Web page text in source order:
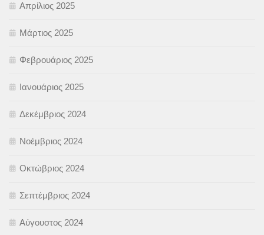
Απρίλιος 2025
Μάρτιος 2025
Φεβρουάριος 2025
Ιανουάριος 2025
Δεκέμβριος 2024
Νοέμβριος 2024
Οκτώβριος 2024
Σεπτέμβριος 2024
Αύγουστος 2024